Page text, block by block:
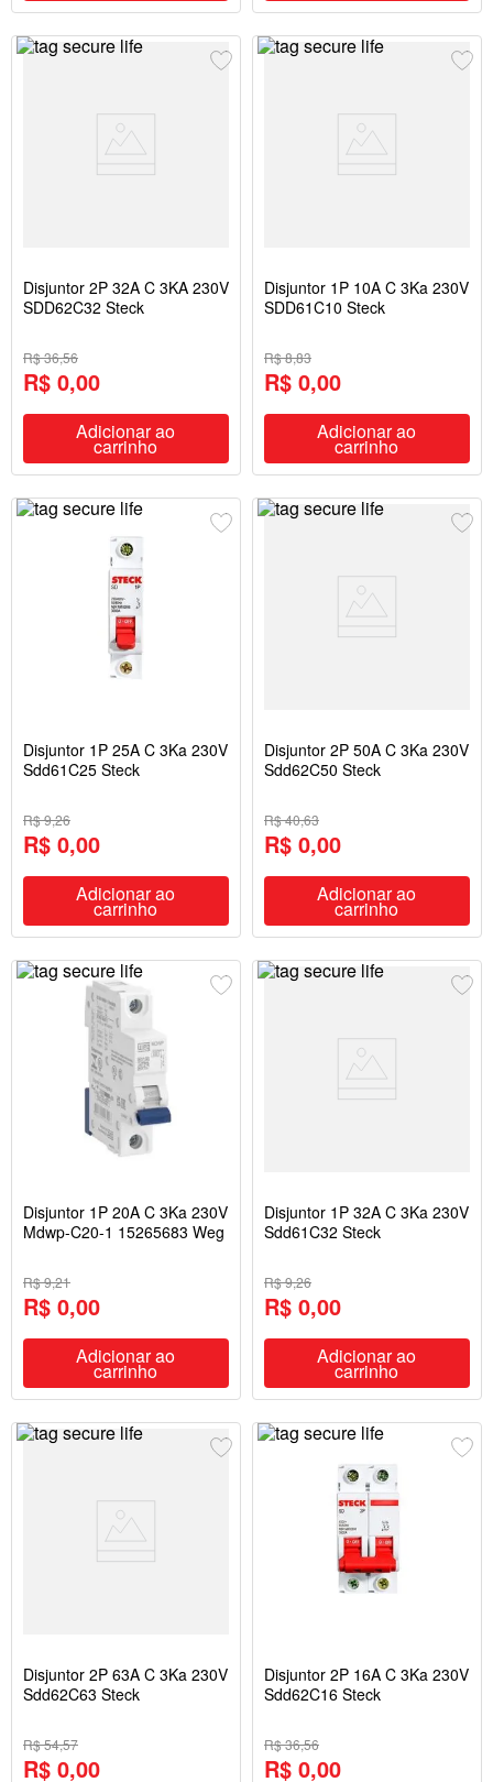
Disjuntor 2P 32A C 3KA 230V
SDD62C32 Steck
R$ 36,56
R$ 0,00
Adicionar ao
carrinho
Disjuntor 1P 10A C 3Ka 230V
SDD61C10 Steck
R$ 8,83
R$ 0,00
Adicionar ao
carrinho
Disjuntor 1P 25A C 3Ka 230V
Sdd61C25 Steck
R$ 9,26
R$ 0,00
Adicionar ao
carrinho
Disjuntor 2P 50A C 3Ka 230V
Sdd62C50 Steck
R$ 40,63
R$ 0,00
Adicionar ao
carrinho
Disjuntor 1P 20A C 3Ka 230V
Mdwp-C20-1 15265683 Weg
R$ 9,21
R$ 0,00
Adicionar ao
carrinho
Disjuntor 1P 32A C 3Ka 230V
Sdd61C32 Steck
R$ 9,26
R$ 0,00
Adicionar ao
carrinho
Disjuntor 2P 63A C 3Ka 230V
Sdd62C63 Steck
R$ 54,57
R$ 0,00
Disjuntor 2P 16A C 3Ka 230V
Sdd62C16 Steck
R$ 36,56
R$ 0,00